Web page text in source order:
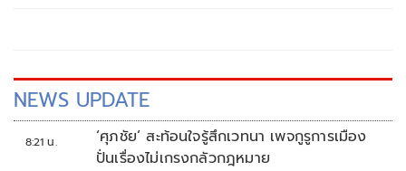
NEWS UPDATE
8:21 น.
‘ศุภชัย’ สะท้อนใจรู้สึกเวทนา เพจกูรูการเมือง
ปั่นเรื่องไม่เกรงกลัวกฎหมาย